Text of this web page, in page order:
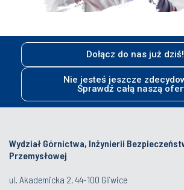
Dołącz do nas już dziś!
Nie jesteś jeszcze
Sprawdź całą naszą
Wydział Górnictwa, Inżynierii
Przemysłowej
ul. Akademicka 2, 44-100 Gliwice